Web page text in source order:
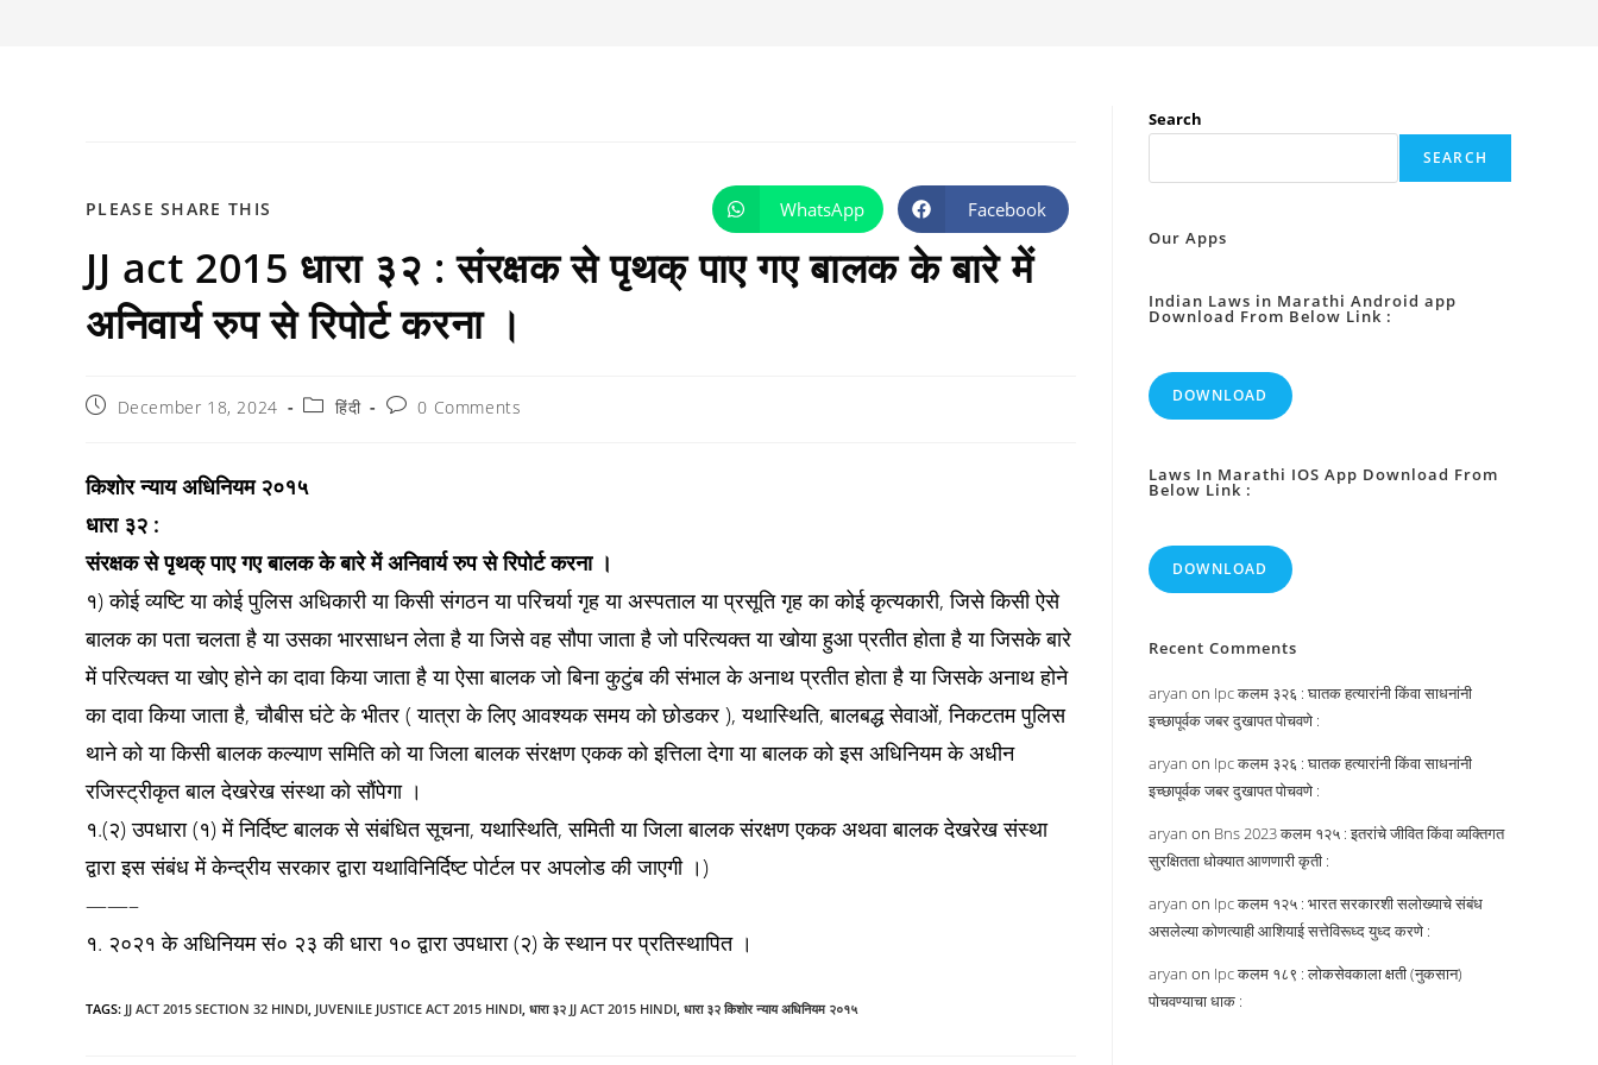
PLEASE SHARE THIS
THIS
CONTENT
Opens
in
new
window
WhatsApp Opens
in
a
new
window
Facebook
JJ act 2015 धारा ३२ : संरक्षक से पृथक् पाए गए बालक के बारे में
अनिवार्य रुप से रिपोर्ट करना ।
PostDecember 18, 2024
Postहिंदी
Post0 Comments
किशोर न्याय अधिनियम २०१५
धारा ३२ :
संरक्षक से पृथक् पाए गए बालक के बारे में अनिवार्य रुप से रिपोर्ट करना ।
१) कोई व्यष्टि या कोई पुलिस अधिकारी या किसी संगठन या परिचर्या गृह या अस्पताल या प्रसूति गृह का कोई कृत्यकारी, जिसे किसी ऐसे
बालक का पता चलता है या उसका भारसाधन लेता है या जिसे वह सौपा जाता है जो परित्यक्त या खोया हुआ प्रतीत होता है या जिसके बारे
में परित्यक्त या खोए होने का दावा किया जाता है या ऐसा बालक जो बिना कुटुंब की संभाल के अनाथ प्रतीत होता है या जिसके अनाथ होने
का दावा किया जाता है, चौबीस घंटे के भीतर ( यात्रा के लिए आवश्यक समय को छोडकर ), यथास्थिति, बालबद्ध सेवाओं, निकटतम पुलिस
थाने को या किसी बालक कल्याण समिति को या जिला बालक संरक्षण एकक को इत्तिला देगा या बालक को इस अधिनियम के अधीन
रजिस्ट्रीकृत बाल देखरेख संस्था को सौंपेगा ।
१.(२) उपधारा (१) में निर्दिष्ट बालक से संबंधित सूचना, यथास्थिति, समिती या जिला बालक संरक्षण एकक अथवा बालक देखरेख संस्था
द्वारा इस संबंध में केन्द्रीय सरकार द्वारा यथाविनिर्दिष्ट पोर्टल पर अपलोड की जाएगी ।)
——–
१. २०२१ के अधिनियम सं० २३ की धारा १० द्वारा उपधारा (२) के स्थान पर प्रतिस्थापित ।
TAGS: JJ ACT 2015 SECTION 32 HINDI, JUVENILE JUSTICE ACT 2015 HINDI, धारा ३२ JJ ACT 2015 HINDI, धारा ३२ किशोर न्याय अधिनियम २०१५
Search
SEARCH
Our Apps
Indian Laws in Marathi Android app
Download From Below Link :
DOWNLOAD
Laws In Marathi IOS App Download From
Below Link :
DOWNLOAD
Recent Comments
aryan on Ipc कलम ३२६ : घातक हत्यारांनी किंवा साधनांनी
इच्छापूर्वक जबर दुखापत पोचवणे :
aryan on Ipc कलम ३२६ : घातक हत्यारांनी किंवा साधनांनी
इच्छापूर्वक जबर दुखापत पोचवणे :
aryan on Bns 2023 कलम १२५ : इतरांचे जीवित किंवा व्यक्तिगत
सुरक्षितता धोक्यात आणणारी कृती :
aryan on Ipc कलम १२५ : भारत सरकारशी सलोख्याचे संबंध
असलेल्या कोणत्याही आशियाई सत्तेविरूध्द युध्द करणे :
aryan on Ipc कलम १८९ : लोकसेवकाला क्षती (नुकसान)
पोचवण्याचा धाक :